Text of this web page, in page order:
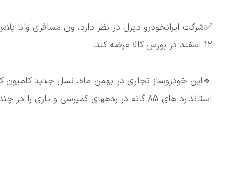
۱۲ اسفند در بورس کالا عرضه کند.
استاندارد های 85 گانه در ردههای کمپرسی و باری را در چند نوبت به بازار عرضه کرد.